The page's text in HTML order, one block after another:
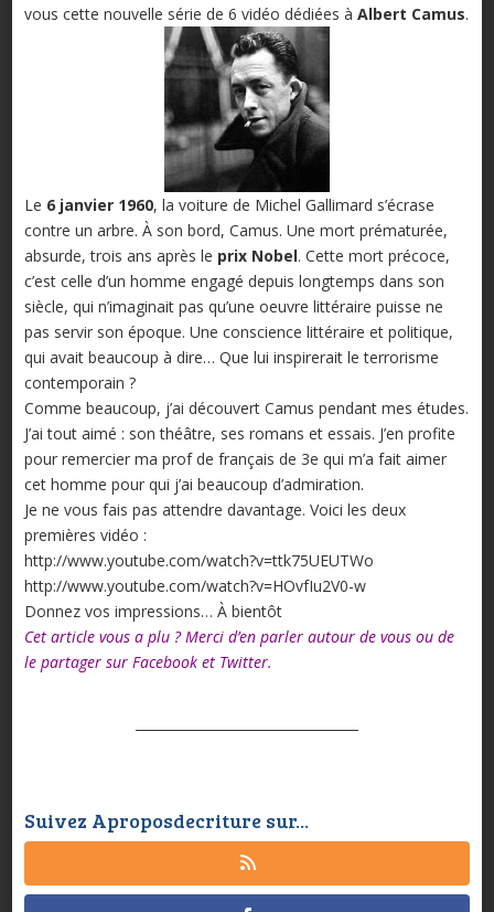
vous cette nouvelle série de 6 vidéo dédiées à Albert Camus.
Le 6 janvier 1960, la voiture de Michel Gallimard s’écrase
contre un arbre. À son bord, Camus. Une mort prématurée,
absurde, trois ans après le prix Nobel. Cette mort précoce,
c’est celle d’un homme engagé depuis longtemps dans son
siècle, qui n’imaginait pas qu’une oeuvre littéraire puisse ne
pas servir son époque. Une conscience littéraire et politique,
qui avait beaucoup à dire… Que lui inspirerait le terrorisme
contemporain ?
Comme beaucoup, j’ai découvert Camus pendant mes études.
J’ai tout aimé : son théâtre, ses romans et essais. J’en profite
pour remercier ma prof de français de 3e qui m’a fait aimer
cet homme pour qui j’ai beaucoup d’admiration.
Je ne vous fais pas attendre davantage. Voici les deux
premières vidéo :
http://www.youtube.com/watch?v=ttk75UEUTWo
http://www.youtube.com/watch?v=HOvfIu2V0-w
Donnez vos impressions… À bientôt
Cet article vous a plu ? Merci d’en parler autour de vous ou de
le partager sur Facebook et Twitter.
Suivez Aproposdecriture sur...